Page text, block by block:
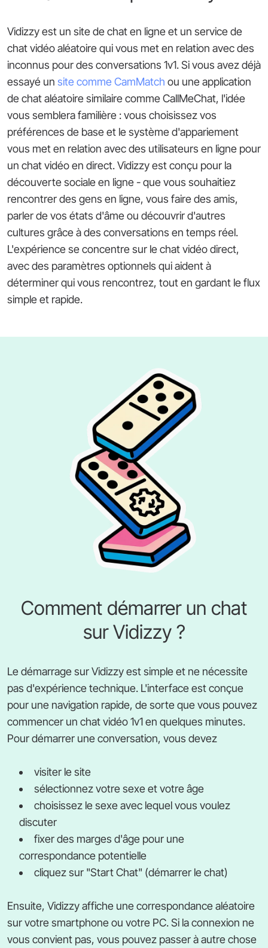
Vidizzy est un site de chat en ligne et un service de
chat vidéo aléatoire qui vous met en relation avec des
inconnus pour des conversations 1v1. Si vous avez déjà
essayé un site comme CamMatch ou une application
de chat aléatoire similaire comme CallMeChat, l'idée
vous semblera familière : vous choisissez vos
préférences de base et le système d'appariement
vous met en relation avec des utilisateurs en ligne pour
un chat vidéo en direct. Vidizzy est conçu pour la
découverte sociale en ligne - que vous souhaitiez
rencontrer des gens en ligne, vous faire des amis,
parler de vos états d'âme ou découvrir d'autres
cultures grâce à des conversations en temps réel.
L'expérience se concentre sur le chat vidéo direct,
avec des paramètres optionnels qui aident à
déterminer qui vous rencontrez, tout en gardant le flux
simple et rapide.
Comment démarrer un chat
sur Vidizzy ?
Le démarrage sur Vidizzy est simple et ne nécessite
pas d'expérience technique. L'interface est conçue
pour une navigation rapide, de sorte que vous pouvez
commencer un chat vidéo 1v1 en quelques minutes.
Pour démarrer une conversation, vous devez
visiter le site
sélectionnez votre sexe et votre âge
choisissez le sexe avec lequel vous voulez
discuter
fixer des marges d'âge pour une
correspondance potentielle
cliquez sur "Start Chat" (démarrer le chat)
Ensuite, Vidizzy affiche une correspondance aléatoire
sur votre smartphone ou votre PC. Si la connexion ne
vous convient pas, vous pouvez passer à autre chose